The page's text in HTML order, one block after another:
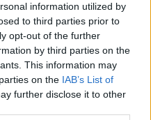
information utilized by
to third parties prior to
opt-out of the further
by third parties on the
This information may
on the IAB’s List of
further disclose it to other
di queste cellule –
delle sfide della
si inserisce lo studio
dei pazienti di età
potranno essere arruolati